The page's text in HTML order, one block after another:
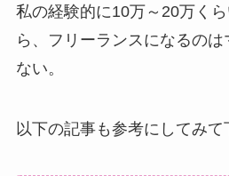
私の経験的に10万～20万く
ら、フリーランスになるの
ない。
以下の記事も参考にしてみて